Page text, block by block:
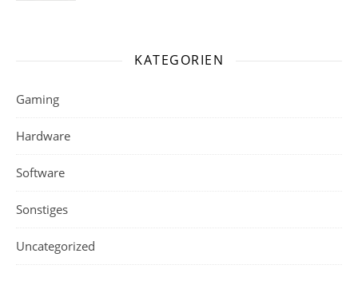
KATEGORIEN
Gaming
Hardware
Software
Sonstiges
Uncategorized